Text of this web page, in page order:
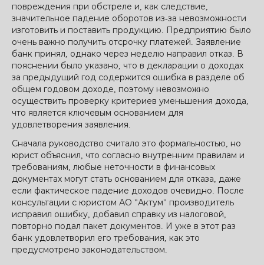
повреждения при обстреле и, как следствие,
значительное падение оборотов из-за невозможности
изготовить и поставить продукцию. Предприятию было
очень важно получить отсрочку платежей. Заявление
банк принял, однако через неделю направил отказ. В
пояснении было указано, что в декларации о доходах
за предыдущий год содержится ошибка в разделе об
общем годовом доходе, поэтому невозможно
осуществить проверку критериев уменьшения дохода,
что является ключевым основанием для
удовлетворения заявления.
Сначала руководство считало это формальностью, но
юрист объяснил, что согласно внутренним правилам и
требованиям, любые неточности в финансовых
документах могут стать основанием для отказа, даже
если фактическое падение доходов очевидно. После
консультации с юристом АО "Актум" производитель
исправил ошибку, добавил справку из налоговой,
повторно подал пакет документов. И уже в этот раз
банк удовлетворил его требования, как это
предусмотрено законодательством.